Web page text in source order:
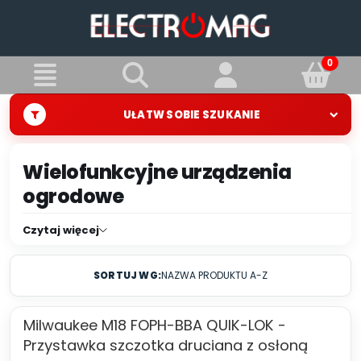
UŁATW SOBIE SZUKANIE
Wielofunkcyjne urządzenia
ogrodowe
Pielęgnacja ogrodu wymaga nie tylko precyzji, ale
znajdziesz wielofunkcyjne kosy, podstawowe
narzędzia wielofunkcyjne Milwaukee, które
sprawią, że dbanie o trawnik i roślinność stanie się
łatwiejsze i bardziej efektywne. Dzięki
Czytaj więcej
SORTUJ WG:NAZWA PRODUKTU A-Z
Milwaukee M18 FOPH-BBA QUIK-LOK -
Przystawka szczotka druciana z osłoną